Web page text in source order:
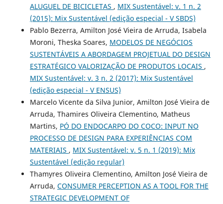
ALUGUEL DE BICICLETAS , MIX Sustentável: v. 1 n. 2
(2015): Mix Sustentável (edição especial - V SBDS)
Pablo Bezerra, Amilton José Vieira de Arruda, Isabela
Moroni, Theska Soares, MODELOS DE NEGÓCIOS
SUSTENTÁVEIS A ABORDAGEM PROJETUAL DO DESIGN
ESTRATÉGICO VALORIZAÇÃO DE PRODUTOS LOCAIS ,
MIX Sustentável: v. 3 n. 2 (2017): Mix Sustentável
(edição especial - V ENSUS)
Marcelo Vicente da Silva Junior, Amilton José Vieira de
Arruda, Thamires Oliveira Clementino, Matheus
Martins, PÓ DO ENDOCARPO DO COCO: INPUT NO
PROCESSO DE DESIGN PARA EXPERIÊNCIAS COM
MATERIAIS , MIX Sustentável: v. 5 n. 1 (2019): Mix
Sustentável (edição regular)
Thamyres Oliveira Clementino, Amilton José Vieira de
Arruda, CONSUMER PERCEPTION AS A TOOL FOR THE
STRATEGIC DEVELOPMENT OF